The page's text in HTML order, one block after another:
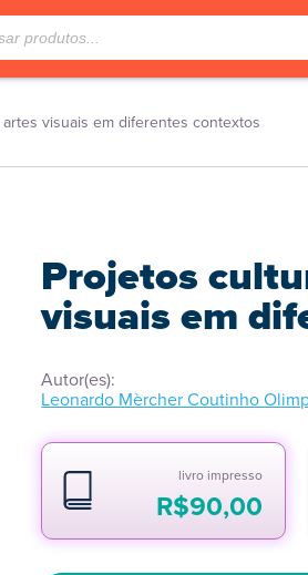
visuais em diferentes contextos
Projetos
visuais em
Autor(es):
Leonardo Mèrcher Coutinho
livro impresso
R$90,00